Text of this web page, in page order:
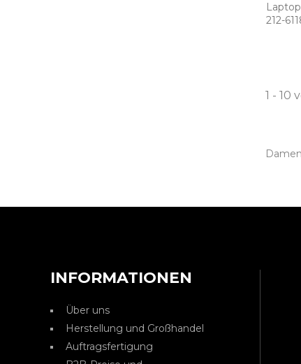
212­-
1 - 10
INFORMATIONEN
Über uns
Herstellung und Großhandel
Auftragsfertigung